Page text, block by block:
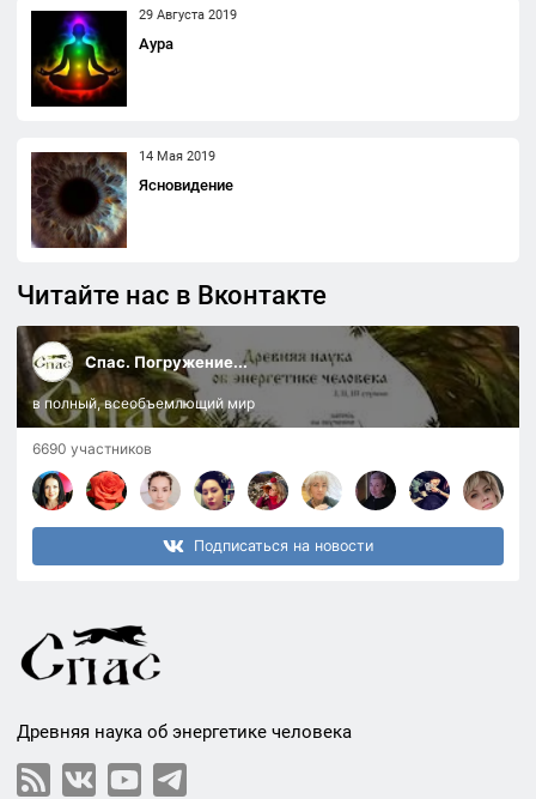
29 Августа 2019
Аура
14 Мая 2019
Ясновидение
Читайте нас в Вконтакте
Спас. Погружение...
в полный, всеобъемлющий мир
6690 участников
Подписаться на новости
Древняя наука об энергетике человека